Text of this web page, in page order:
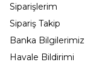
Siparişlerim
Sipariş Takip
Banka Bilgilerimiz
Havale Bildirimi